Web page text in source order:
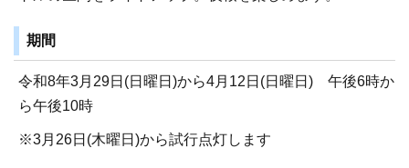
期間
令和8年3月29日(日曜日)から4月12日(日曜日) 午後6時か
ら午後10時
※3月26日(木曜日)から試行点灯します